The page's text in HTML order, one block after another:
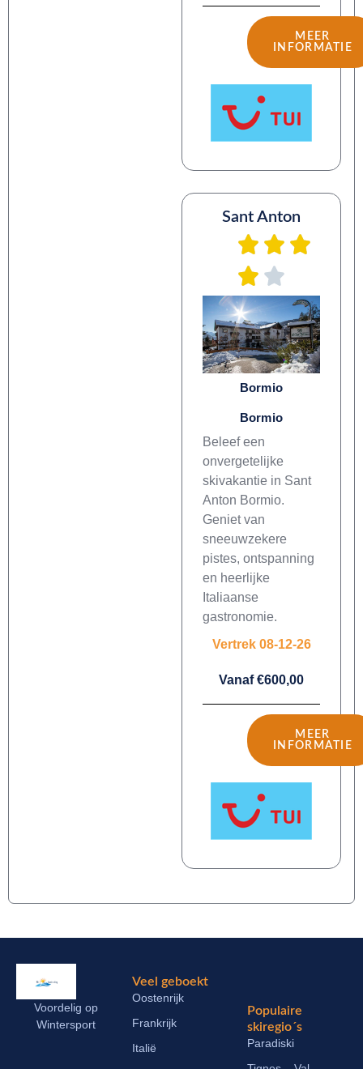
MEER
INFORMATIE
Sant Anton
Bormio
Bormio
Beleef een
onvergetelijke
skivakantie in Sant
Anton Bormio.
Geniet van
sneeuwzekere
pistes, ontspanning
en heerlijke
Italiaanse
gastronomie.
Vertrek 08-12-26
Vanaf €600,00
MEER
INFORMATIE
Voordelig op
Wintersport
Veel geboekt
Oostenrijk
Frankrijk
Italië
Populaire
skiregio´s
Paradiski